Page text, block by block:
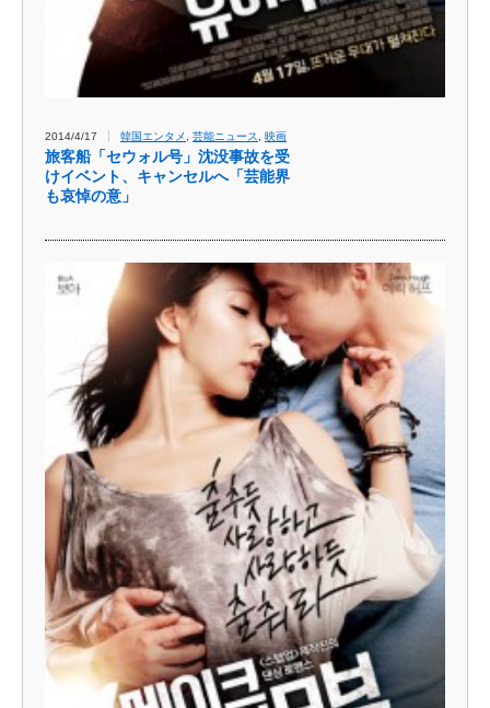
2014/4/17 韓国エンタメ 芸能ニュース 映画
旅客船「セウォル号」沈没事故を受
けイベント、キャンセルへ「芸能界
も哀悼の意」